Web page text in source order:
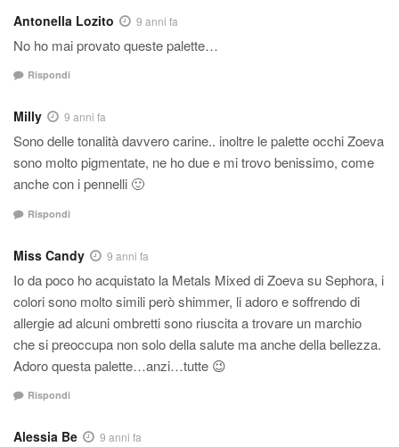
Antonella Lozito 9 anni fa
No ho mai provato queste palette…
Rispondi
Milly 9 anni fa
Sono delle tonalità davvero carine.. inoltre le palette occhi Zoeva
sono molto pigmentate, ne ho due e mi trovo benissimo, come
anche con i pennelli 🙂
Rispondi
Miss Candy 9 anni fa
Io da poco ho acquistato la Metals Mixed di Zoeva su Sephora, i
colori sono molto simili però shimmer, li adoro e soffrendo di
allergie ad alcuni ombretti sono riuscita a trovare un marchio
che si preoccupa non solo della salute ma anche della bellezza.
Adoro questa palette…anzi…tutte 😉
Rispondi
Alessia Be 9 anni fa